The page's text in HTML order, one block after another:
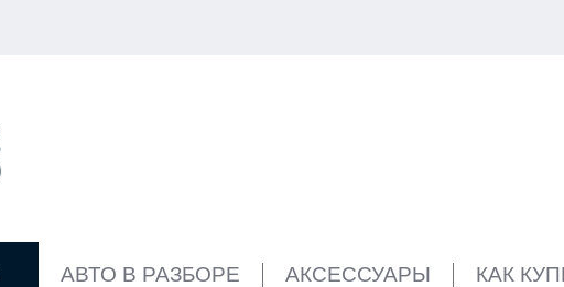
АВТО В РАЗБОРЕ АКСЕССУАРЫ КАК